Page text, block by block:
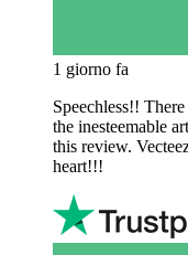
1 giorno fa
Speechless!!
the inesteemable
this review.
heart!!!